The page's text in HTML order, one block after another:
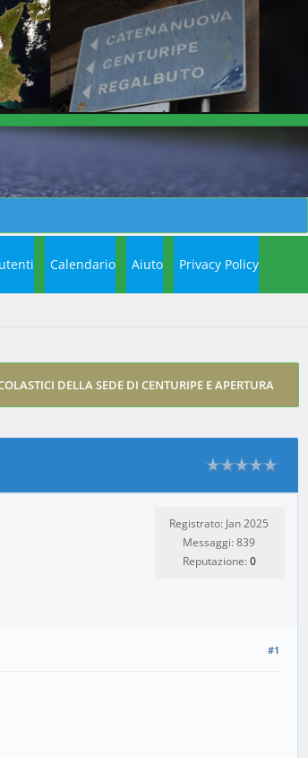
Calendario Aiuto Privacy Policy
DELLA SEDE DI CENTURIPE E APERTURA
Registrato: Jan 2025
Messaggi: 839
Reputazione: 0
#1